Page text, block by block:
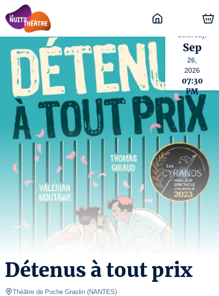
Sep
26,
2026
07:30
PM
Détenus à tout prix
Théâtre de Poche Graslin (NANTES)